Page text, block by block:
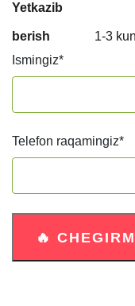
Yetkazib
berish
1-3
Ismingiz*
Telefon raqamingiz*